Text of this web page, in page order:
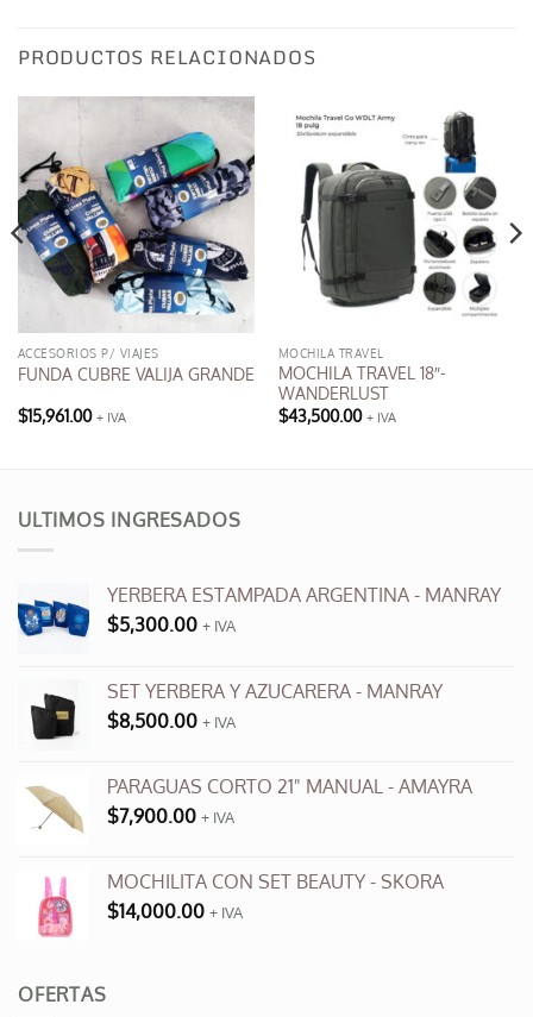
PRODUCTOS RELACIONADOS
ACCESORIOS P/ VIAJES
FUNDA CUBRE VALIJA GRANDE
$15,961.00 + IVA
MOCHILA TRAVEL
MOCHILA TRAVEL 18″-
WANDERLUST
$43,500.00 + IVA
ULTIMOS INGRESADOS
YERBERA ESTAMPADA ARGENTINA - MANRAY
$5,300.00 + IVA
SET YERBERA Y AZUCARERA - MANRAY
$8,500.00 + IVA
PARAGUAS CORTO 21" MANUAL - AMAYRA
$7,900.00 + IVA
MOCHILITA CON SET BEAUTY - SKORA
$14,000.00 + IVA
OFERTAS